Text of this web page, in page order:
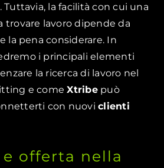
la facilità con cui una
trovare lavoro dipende da
la pena considerare. In
i principali elementi
la ricerca di lavoro nel
e comeXtribepuò
con nuoviclienti
offerta nella